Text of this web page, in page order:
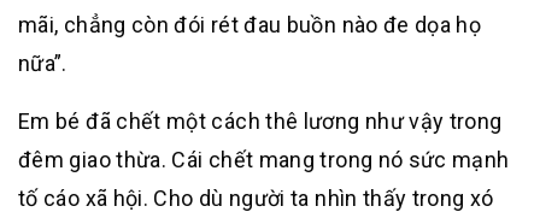
mãi, chẳng còn đói rét đau buồn nào đe dọa họ
nữa”.
Em bé đã chết một cách thê lương như vậy trong
đêm giao thừa. Cái chết mang trong nó sức mạnh
tố cáo xã hội. Cho dù người ta nhìn thấy trong xó